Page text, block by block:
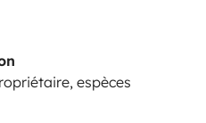
espèces